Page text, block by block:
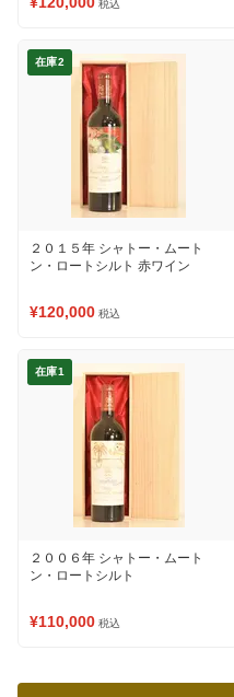
税込
在庫2
２０１５年 シャトー・ムート
ン・ロートシルト 赤ワイン
¥120,000 税込
在庫1
２００６年 シャトー・ムート
ン・ロートシルト
¥110,000 税込